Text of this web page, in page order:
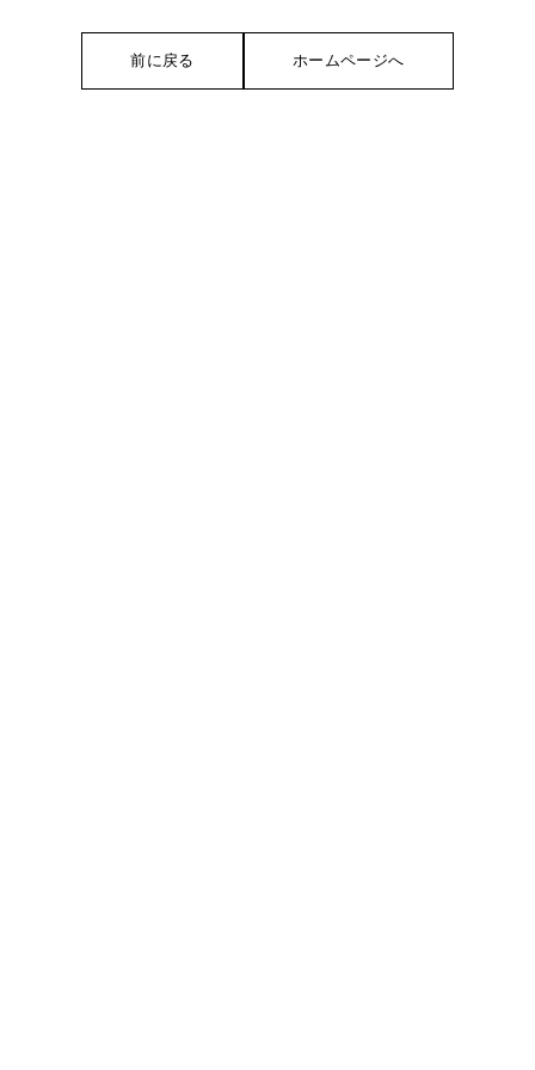
前に戻る ホームページへ